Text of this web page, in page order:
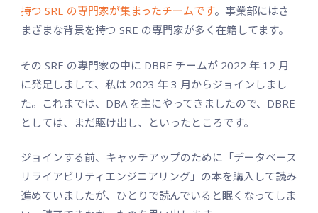
持つ SRE の専門家が集まったチームです。事業部にはさ
まざまな背景を持つ SRE の専門家が多く在籍してます。
その SRE の専門家の中に DBRE チームが 2022 年 12 月
に発足しまして、私は 2023 年 3 月からジョインしまし
た。これまでは、DBA を主にやってきましたので、DBRE
としては、まだ駆け出し、といったところです。
ジョインする前、キャッチアップのために「データベース
リライアビリティエンジニアリング」の本を購入して読み
進めていましたが、ひとりで読んでいると眠くなってしま